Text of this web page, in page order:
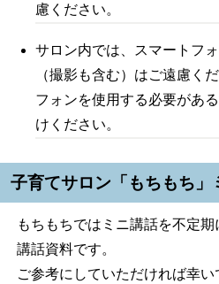
慮ください。
サロン内では、スマートフ
（撮影も含む）はご遠慮く
フォンを使用する必要があ
けください。
子育てサロン「もちもち」
もちもちではミニ講話を不定
講話資料です。
ご参考にしていただければ幸い